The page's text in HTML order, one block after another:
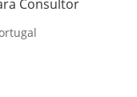
Consultor